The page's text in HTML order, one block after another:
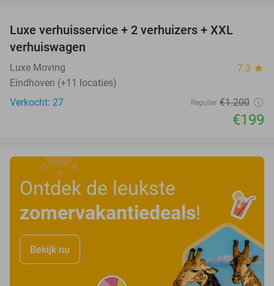
Luxe verhuisservice + 2 verhuizers + XXL
verhuiswagen
Luxe Moving 7.3 star
Eindhoven (+11 locaties)
Verkocht: 27
Regulier €1.200
€199
Ontdek de leukste
zomervakantiedeals!
Bekijk nu